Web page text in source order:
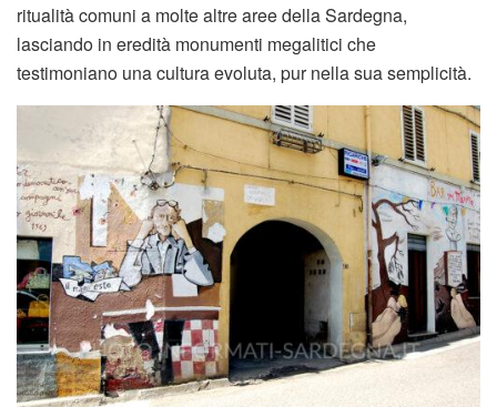
ritualità comuni a molte altre aree della Sardegna,
lasciando in eredità monumenti megalitici che
testimoniano una cultura evoluta, pur nella sua semplicità.